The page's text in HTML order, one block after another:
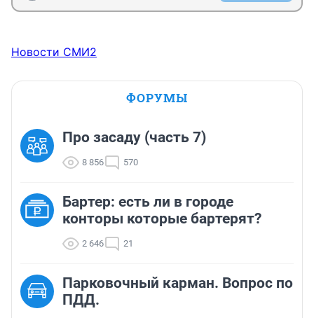
Новости СМИ2
ФОРУМЫ
Про засаду (часть 7)
8 856 570
Бартер: есть ли в городе
конторы которые бартерят?
2 646 21
Парковочный карман. Вопрос по
ПДД.